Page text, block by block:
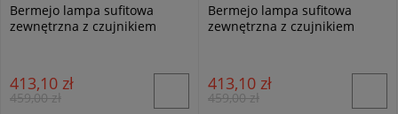
Bermejo lampa sufitowa
zewnętrzna z czujnikiem
413,10 zł
459,00 zł
Bermejo lampa sufitowa
zewnętrzna z czujnikiem
413,10 zł
459,00 zł